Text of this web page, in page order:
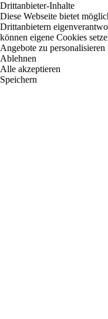
Drittanbieter-Inhalte
Diese Webseite bietet
Drittanbietern
können eigene Cookies
Angebote zu
Ablehnen
Alle akzeptieren
Speichern